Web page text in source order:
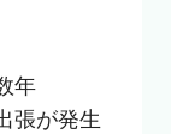
年
張が発生